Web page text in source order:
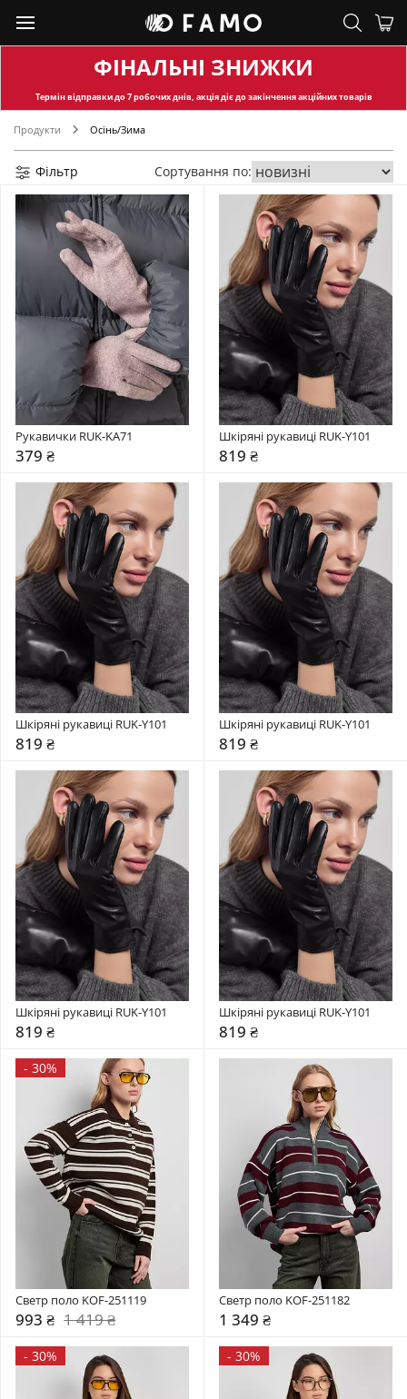
ФІНАЛЬНІ ЗНИЖКИ
Термін відправкидо 7 робочих днів, акція діє до закінчення акційних товарів
Продукти Осінь/Зима
Фільтр Сортування по:
Рукавички RUK-KA71
379 ₴
Шкіряні рукавиці RUK-Y101
819 ₴
Шкіряні рукавиці RUK-Y101
819 ₴
Шкіряні рукавиці RUK-Y101
819 ₴
Шкіряні рукавиці RUK-Y101
819 ₴
Шкіряні рукавиці RUK-Y101
819 ₴
- 30%
Светр поло KOF-251119
993 ₴ 1 419 ₴
Светр поло KOF-251182
1 349 ₴
- 30% - 30%